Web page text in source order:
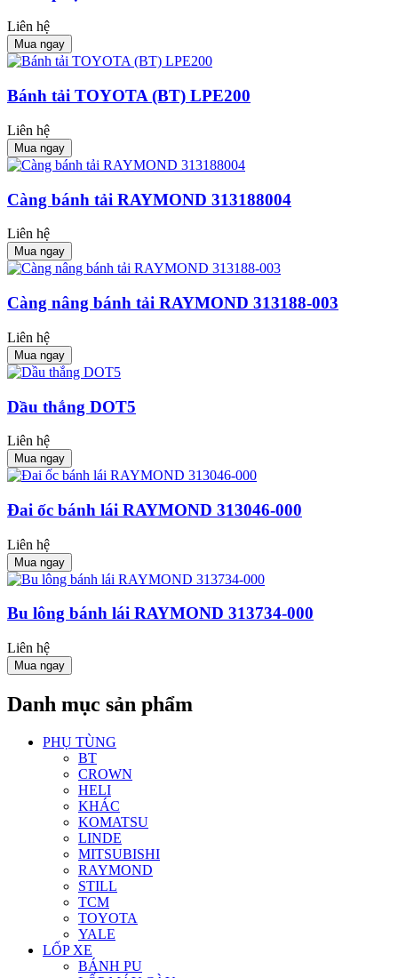
Liên hệ
Mua ngay
Bánh tải TOYOTA (BT) LPE200
Liên hệ
Mua ngay
Càng bánh tải RAYMOND 313188004
Liên hệ
Mua ngay
Càng nâng bánh tải RAYMOND 313188-003
Liên hệ
Mua ngay
Dầu thắng DOT5
Liên hệ
Mua ngay
Đai ốc bánh lái RAYMOND 313046-000
Liên hệ
Mua ngay
Bu lông bánh lái RAYMOND 313734-000
Liên hệ
Mua ngay
Danh mục sản phẩm
PHỤ TÙNG
BT
CROWN
HELI
KHÁC
KOMATSU
LINDE
MITSUBISHI
RAYMOND
STILL
TCM
TOYOTA
YALE
LỐP XE
BÁNH PU